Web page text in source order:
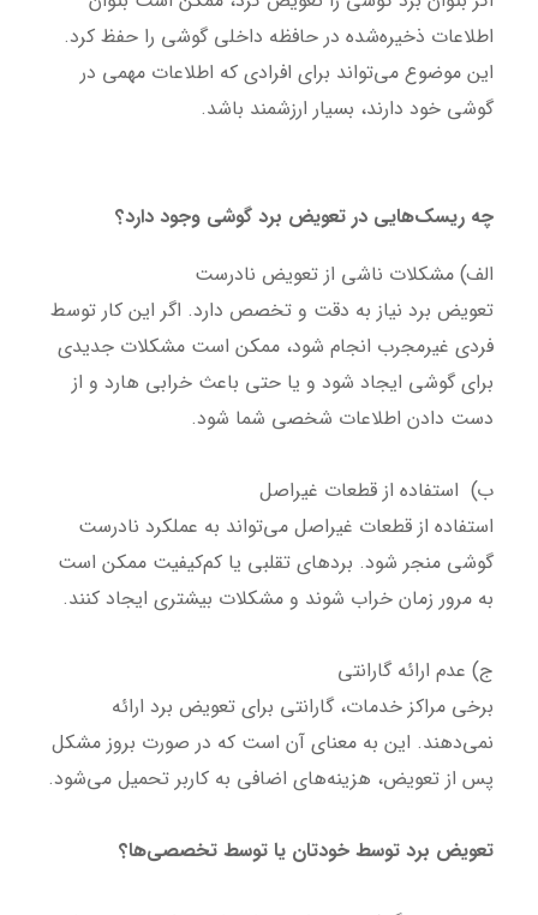
اطلاعات ذخیره‌شده در حافظه داخلی گوشی را حفظ کرد.
این موضوع می‌تواند برای افرادی که اطلاعات مهمی در
گوشی خود دارند، بسیار ارزشمند باشد.
چه ریسک‌هایی در تعویض برد گوشی وجود دارد؟
الف) مشکلات ناشی از تعویض نادرست
تعویض برد نیاز به دقت و تخصص دارد. اگر این کار توسط
فردی غیرمجرب انجام شود، ممکن است مشکلات جدیدی
برای گوشی ایجاد شود و یا حتی باعث خرابی هارد و از
دست دادن اطلاعات شخصی شما شود.
ب) استفاده از قطعات غیراصل
استفاده از قطعات غیراصل می‌تواند به عملکرد نادرست
گوشی منجر شود. بردهای تقلبی یا کم‌کیفیت ممکن است
به مرور زمان خراب شوند و مشکلات بیشتری ایجاد کنند.
ج) عدم ارائه گارانتی
برخی مراکز خدمات، گارانتی برای تعویض برد ارائه
نمی‌دهند. این به معنای آن است که در صورت بروز مشکل
پس از تعویض، هزینه‌های اضافی به کاربر تحمیل می‌شود.
تعویض برد توسط خودتان یا توسط تخصصی‌ها؟